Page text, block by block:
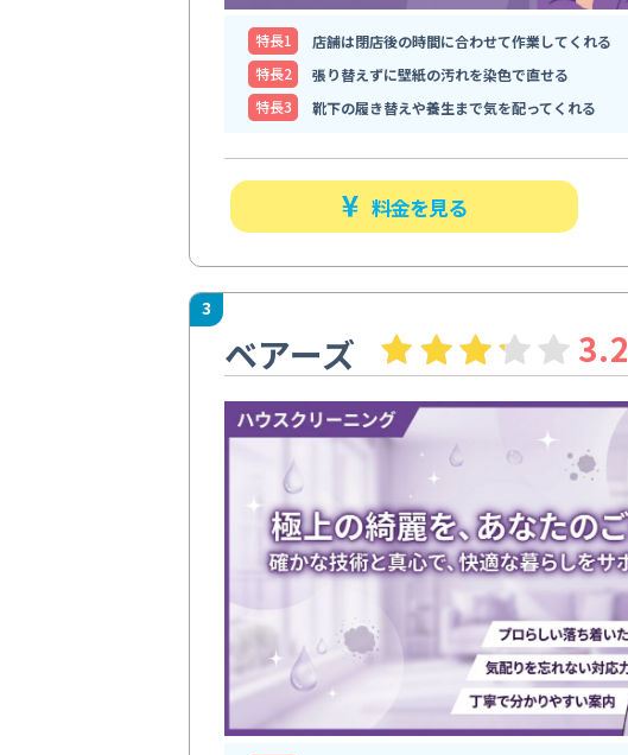
特⻑1
店舗は閉店後の時間に合わせて作業してくれる
特⻑2
張り替えずに壁紙の汚れを染色で直せる
特⻑3
靴下の履き替えや養生まで気を配ってくれる
料金を見る
3
ベアーズ 3.2